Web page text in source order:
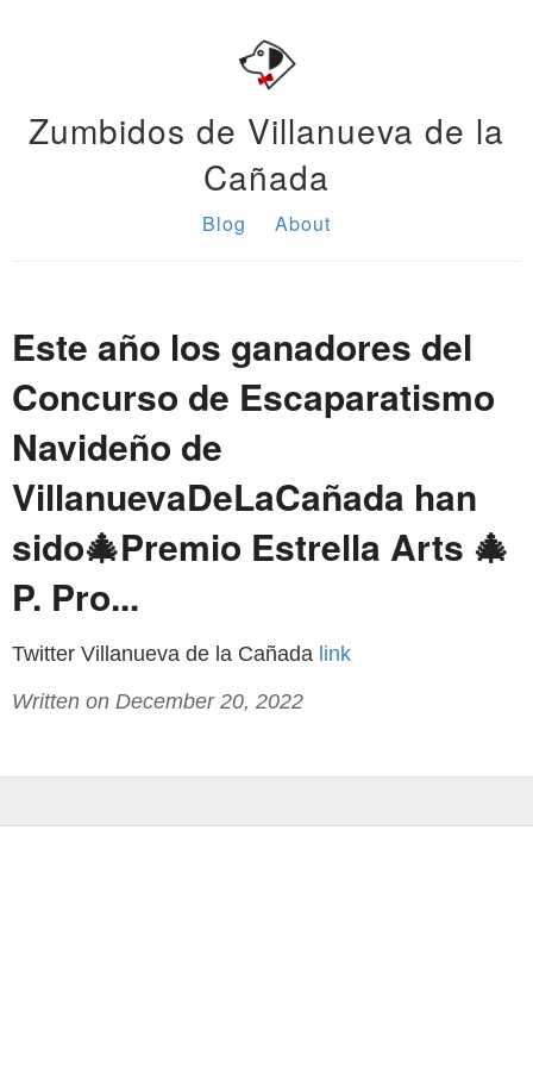
Zumbidos de Villanueva de la
Cañada
Blog About
Este año los ganadores del
Concurso de Escaparatismo
Navideño de
VillanuevaDeLaCañada han
sido🎄Premio Estrella Arts 🎄
P. Pro...
Twitter Villanueva de la Cañada link
Written on December 20, 2022